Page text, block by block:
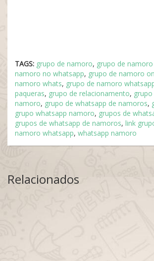
TAGS: grupo de namoro, grupo de
namoro no whatsapp, grupo de namoro
namoro whats, grupo de namoro
paqueras, grupo de relacionamento,
namoro, grupo de whatsapp de namoros,
grupo whatsapp namoro, grupos de
grupos de whatsapp de namoros, link
namoro whatsapp, whatsapp namoro
Relacionados